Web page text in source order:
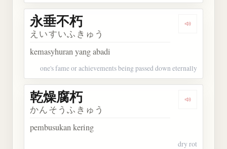
Dengarkan
永垂不朽
えいすいふきゅう
kemasyhuran yang abadi
one's fame or achievements being passed down eternally
Dengarkan
乾燥腐朽
かんそうふきゅう
pembusukan kering
dry rot